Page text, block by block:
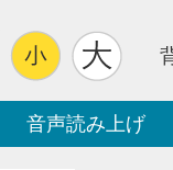
音声読み上げ